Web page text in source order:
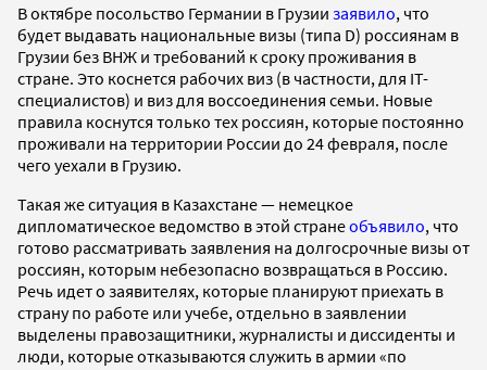
В октябре посольство Германии в Грузии заявило, что
будет выдавать национальные визы (типа D) россиянам в
Грузии без ВНЖ и требований к сроку проживания в
стране. Это коснется рабочих виз (в частности, для IT-
специалистов) и виз для воссоединения семьи. Новые
правила коснутся только тех россиян, которые постоянно
проживали на территории России до 24 февраля, после
чего уехали в Грузию.
Такая же ситуация в Казахстане — немецкое
дипломатическое ведомство в этой странеобъявило, что
готово рассматривать заявления на долгосрочные визы от
россиян, которым небезопасно возвращаться в Россию.
Речь идет о заявителях, которые планируют приехать в
страну по работе или учебе, отдельно в заявлении
выделены правозащитники, журналисты и диссиденты и
люди, которые отказываются служить в армии «по